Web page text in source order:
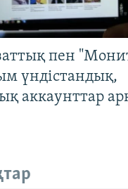
пен
үндістандық,
аккаунттар